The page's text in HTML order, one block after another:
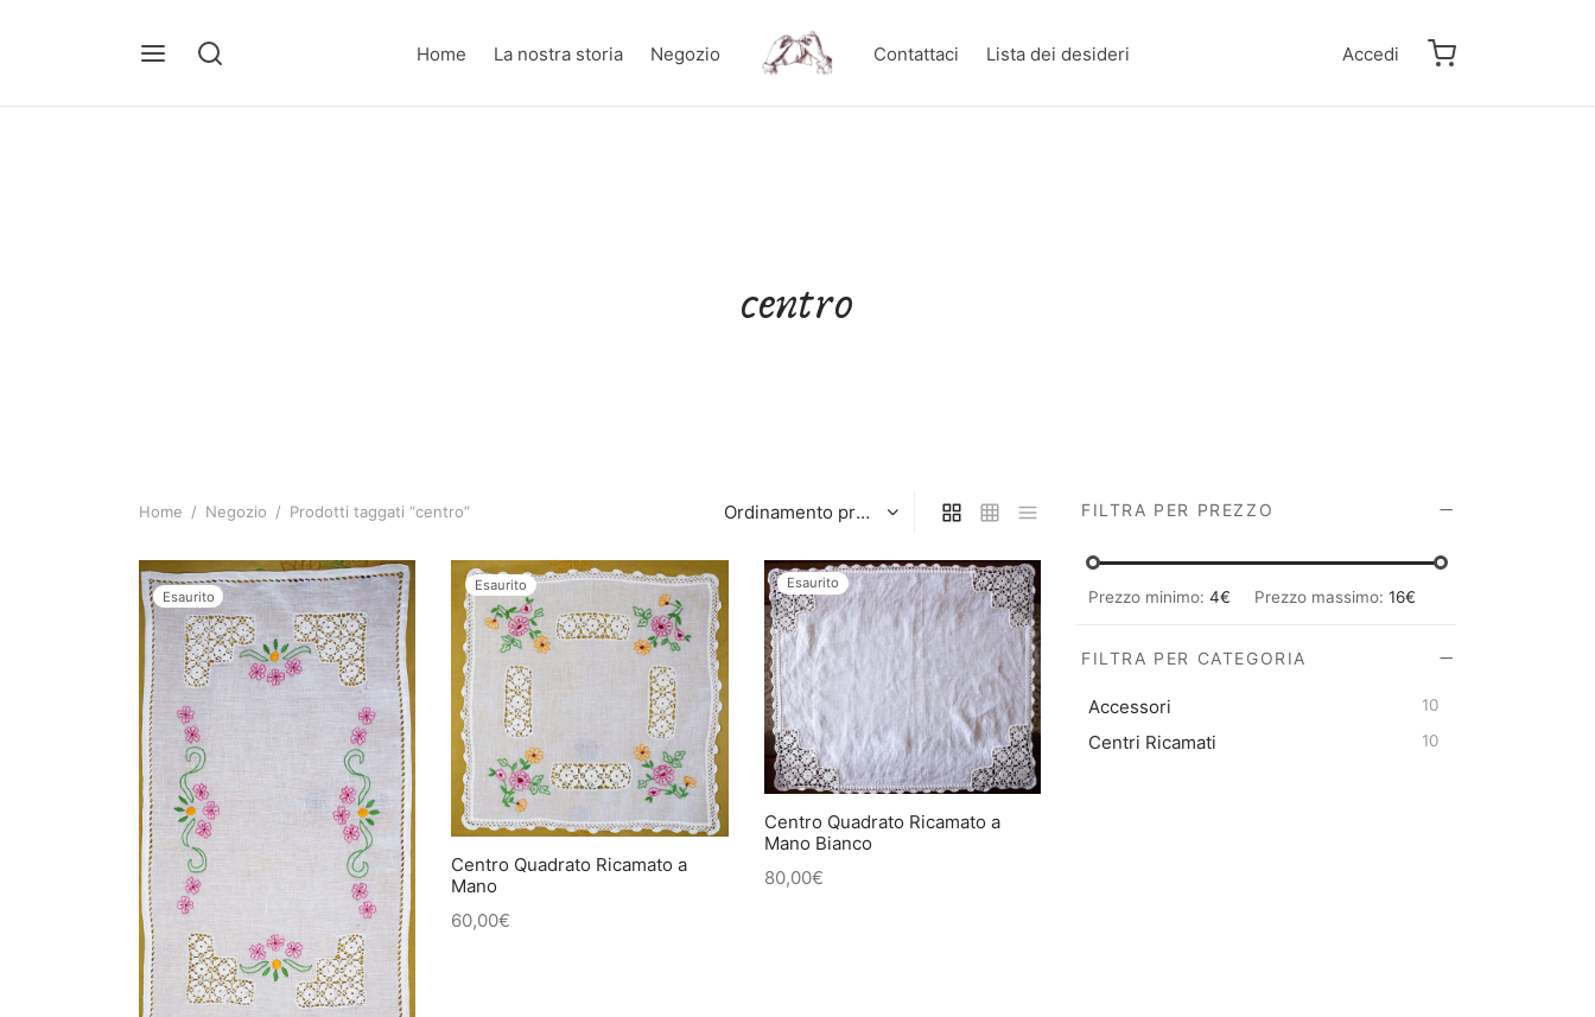
Home La nostra storia Negozio Contattaci Lista dei desideri Accedi
centro
FILTRA PER PREZZO
Prezzo minimo: 4€ Prezzo massimo: 16€
FILTRA PER CATEGORIA
Accessori 10
Centri Ricamati 10
Home / Negozio / Prodotti taggati “centro”
Esaurito
Esaurito
Centro Quadrato Ricamato a
Mano
60,00€
Esaurito
Centro Quadrato Ricamato a
Mano Bianco
80,00€